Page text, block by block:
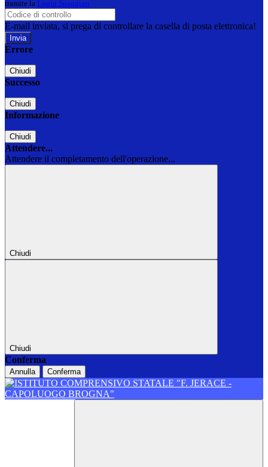
tramite la Login Spaggiari
E-mail inviata, si prega di controllare la casella di posta elettronica!
Errore
Chiudi
Successo
Chiudi
Informazione
Chiudi
Attendere...
Attendere il completamento dell'operazione...
Chiudi
Chiudi
Conferma
Annulla Conferma